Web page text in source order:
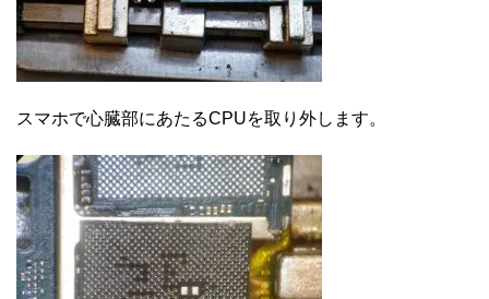
スマホで心臓部にあたるCPUを取り外します。